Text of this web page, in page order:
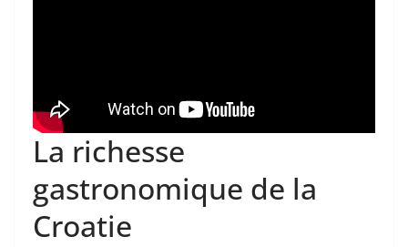
La richesse
gastronomique de la
Croatie